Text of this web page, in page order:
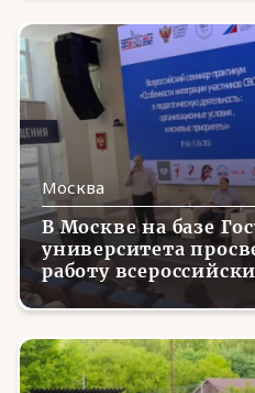
Севастополь(19)
Северная Осетия - Алания
Смоленская область(6)
Ставропольский край
Тамбовская область(21)
Татарстан(7)
Тверская область(8)
Томская область(5)
Тульская область(7)
Москва
В Москве на базе
университета
работу
практикум
участников СВО в
деятельность:
условия и